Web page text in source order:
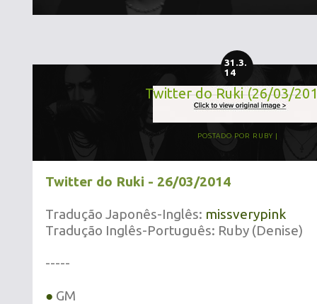
31.3.
14
Twitter do Ruki (26/03/
POSTADO POR RUBY
Twitter do Ruki - 26/03/2014
Tradução Japonês-Inglês: missverypink
Tradução Inglês-Português: Ruby (Denise)
-----
● GM